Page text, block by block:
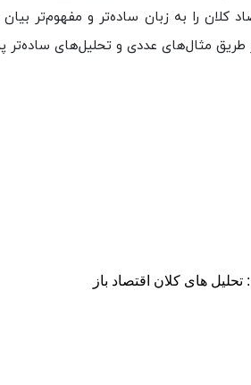
کلان را به زبان ساده‌تر و مفهوم‌تر
طریق مثال‌های عددی و تحلیل‌های ساده‌تر
های کلان اقتصاد باز